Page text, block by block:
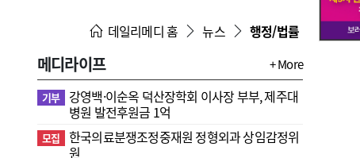
지침·기준·평가 약제급여 심사 결과
데일리메디 홈 뉴스 행정/법률
메디라이프 + More
기부
강영백·이순옥 덕산장학회 이사장 부부, 제주대
병원 발전후원금 1억
모집
한국의료분쟁조정중재원 정형외과 상임감정위
원